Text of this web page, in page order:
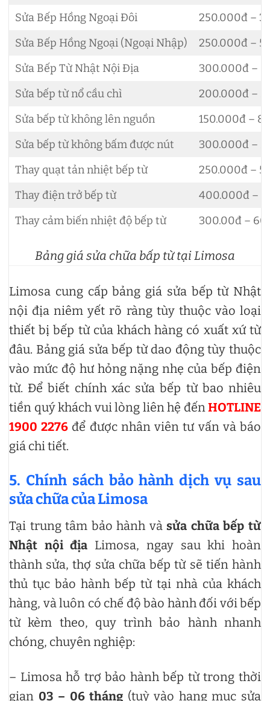
Sửa Bếp Hồng Ngoại Đôi
250.000đ –
Sửa Bếp Hồng Ngoại (Ngoại Nhập)
250.000đ –
Sửa Bếp Từ Nhật Nội Địa
300.000đ –
Sửa bếp từ nổ cầu chì
200.000đ –
Sửa bếp từ không lên nguồn
150.000đ –
Sửa bếp từ không bấm được nút
300.000đ –
Thay quạt tản nhiệt bếp từ
250.000đ –
Thay điện trở bếp từ
400.000đ –
Thay cảm biến nhiệt độ bếp từ
300.00đ –
Bảng giá sửa chữa bấp từ tại Limosa
Limosa cung cấp bảng giá sửa bếp từ Nhật
nội địa niêm yết rõ ràng tùy thuộc vào loại
thiết bị bếp từ của khách hàng có xuất xứ từ
đâu. Bảng giá sửa bếp từ dao động tùy thuộc
vào mức độ hư hỏng nặng nhẹ của bếp điện
từ. Để biết chính xác sửa bếp từ bao nhiêu
tiền quý khách vui lòng liên hệ đếnHOTLINE
1900 2276 để được nhân viên tư vấn và báo
giá chi tiết.
5. Chính sách bảo hành dịch vụ sau
sửa chữa của Limosa
Tại trung tâm bảo hành vàsửa chữa bếp từ
Nhật nội địa Limosa, ngay sau khi hoàn
thành sửa, thợ sửa chữa bếp từ sẽ tiến hành
thủ tục bảo hành bếp từ tại nhà của khách
hàng, và luôn có chế độ bào hành đối với bếp
từ kèm theo, quy trình bảo hành nhanh
chóng, chuyên nghiệp:
– Limosa hỗ trợ bảo hành bếp từ trong thời
gian 03 – 06 tháng (tuỳ vào hạng mục sửa